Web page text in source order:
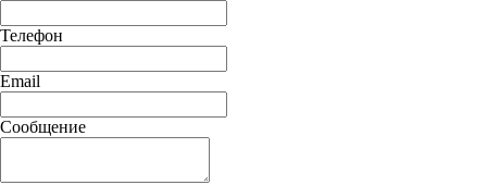
Телефон
Email
Сообщение